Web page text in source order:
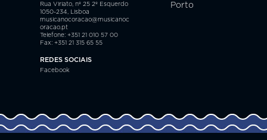
Rua Viriato, nº 25 2º Esquerdo
1050-234, Lisboa
musicanocoracao@musicanoc
oracao.pt
Telefone: +351 21 010 57 00
Fax: +351 21 315 65 55
REDES SOCIAIS
Facebook
Porto